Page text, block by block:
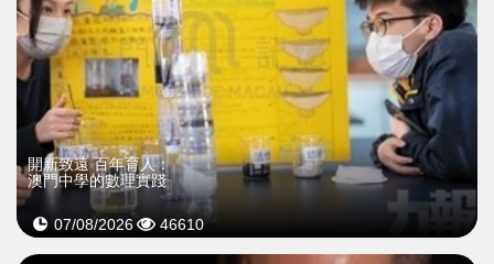
開新致遠 百年育人：
澳門中學的數理實踐
07/08/2026 46610